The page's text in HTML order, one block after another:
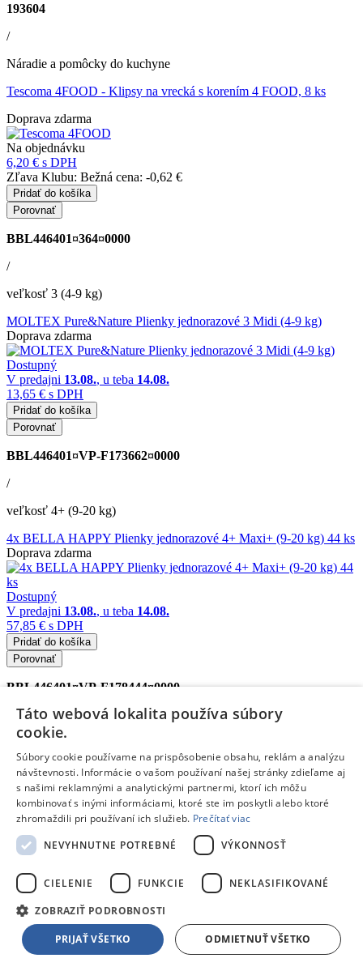
193604
/
Náradie a pomôcky do kuchyne
Tescoma 4FOOD - Klipsy na vrecká s korením 4 FOOD, 8 ks
Doprava zdarma
Na objednávku
6,20 € s DPH
Zľava Klubu: Bežná cena: -0,62 €
Pridať do košíka
Porovnať
BBL446401¤364¤0000
/
veľkosť 3 (4-9 kg)
MOLTEX Pure&Nature Plienky jednorazové 3 Midi (4-9 kg)
Doprava zdarma
Dostupný
V predajni 13.08., u teba 14.08.
13,65 € s DPH
Pridať do košíka
Porovnať
BBL446401¤VP-F173662¤0000
/
veľkosť 4+ (9-20 kg)
4x BELLA HAPPY Plienky jednorazové 4+ Maxi+ (9-20 kg) 44 ks
Doprava zdarma
Dostupný
V predajni 13.08., u teba 14.08.
57,85 € s DPH
Pridať do košíka
Porovnať
BBL446401¤VP-F178444¤0000
veľkosť 4 (7-18 kg)
4x HUGGIES® Plienky jednorázové Extra Care 4 (8-14 kg) 33 ks
Doprava zdarma
V predajni13.08., u teba14.08.
75,96 €
Pridať do košíka
Porovnať
BBL446401¤VP-F171076¤0000
Táto webová lokalita používa súbory
cookie.
Súbory cookie používame na prispôsobenie obsahu, reklám a analýzu
návštevnosti. Informácie o vašom používaní našej stránky zdieľame aj
s našimi reklamnými a analytickými partnermi, ktorí ich môžu
kombinovať s inými informáciami, ktoré ste im poskytli alebo ktoré
zhromaždili pri používaní ich služieb. Prečítať viac
NEVYHNUTNE POTREBNÉ
VÝKONNOSŤ
CIELENIE FUNKCIE NEKLASIFIKOVANÉ
ZOBRAZIŤ PODROBNOSTI
PRIJAŤ VŠETKO ODMIETNUŤ VŠETKO